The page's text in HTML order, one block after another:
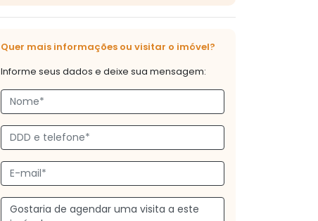
Quer mais informações ou visitar o imóvel?
Informe seus dados e deixe sua mensagem: